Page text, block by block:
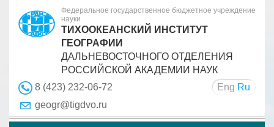
Федеральное государственное бюджетное учреждение
науки
ТИХООКЕАНСКИЙ ИНСТИТУТ
ГЕОГРАФИИ
ДАЛЬНЕВОСТОЧНОГО ОТДЕЛЕНИЯ
РОССИЙСКОЙ АКАДЕМИИ НАУК
8 (423) 232-06-72
Eng Ru
geogr@tigdvo.ru